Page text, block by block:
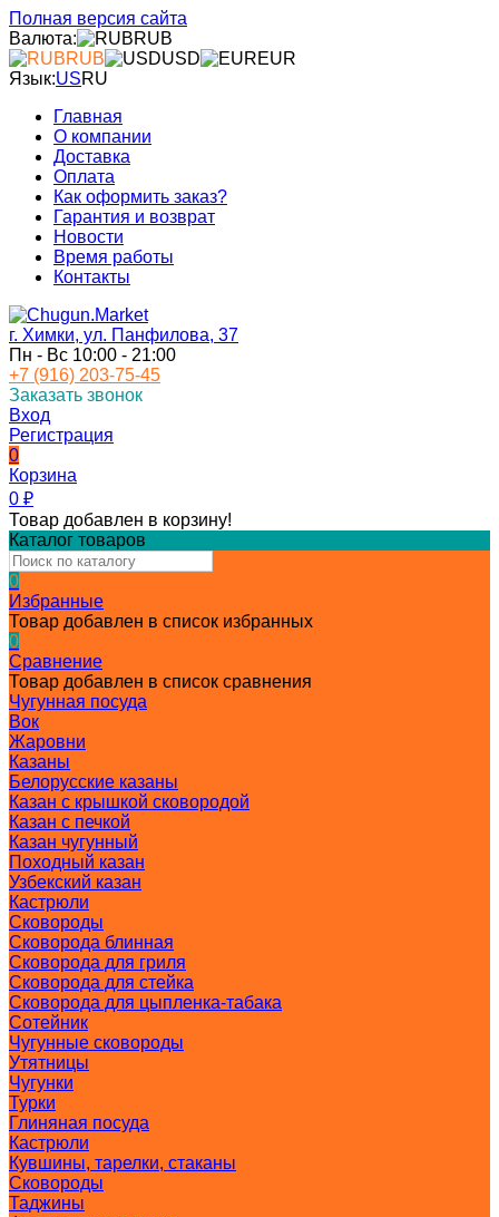
Полная версия сайта
Валюта:
RUB
RUB
USD
EUR
Язык:USRU
Главная
О компании
Доставка
Оплата
Как оформить заказ?
Гарантия и возврат
Новости
Время работы
Контакты
г. Химки, ул. Панфилова, 37
Пн - Вс 10:00 - 21:00
+7 (916) 203-75-45
Заказать звонок
Вход
Регистрация
0
Корзина
0 ₽
Товар добавлен в корзину!
Каталог товаров
0
Избранные
Товар добавлен в список избранных
0
Сравнение
Товар добавлен в список сравнения
Чугунная посуда
Вок
Жаровни
Казаны
Белорусские казаны
Казан с крышкой сковородой
Казан с печкой
Казан чугунный
Походный казан
Узбекский казан
Кастрюли
Сковороды
Сковорода блинная
Сковорода для гриля
Сковорода для стейка
Сковорода для цыпленка-табака
Сотейник
Чугунные сковороды
Утятницы
Чугунки
Турки
Глиняная посуда
Кастрюли
Кувшины, тарелки, стаканы
Сковороды
Таджины